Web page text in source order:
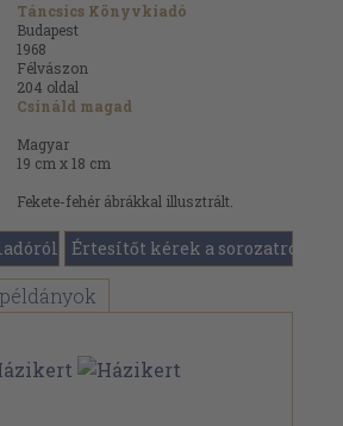
Táncsics Könyvkiadó
Budapest
1968
Félvászon
204 oldal
Csináld magad
Magyar
19 cm x 18 cm
Fekete-fehér ábrákkal illusztrált.
Értesítőt kérek a sorozatról